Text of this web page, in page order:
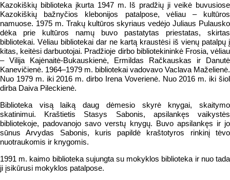
Kazokiškių biblioteka įkurta 1947 m. Iš pradžių ji veikė buvusiose
Kazokiškių bažnyčios klebonijos patalpose, vėliau – kultūros
namuose. 1975 m. Trakų kultūros skyriaus vedėjo Juliaus Pulausko
dėka prie kultūros namų buvo pastatytas priestatas, skirtas
bibliotekai. Vėliau bibliotekai dar ne kartą kraustėsi iš vienų patalpų į
kitas, keitėsi darbuotojai. Pradžioje dirbo bibliotekininkė Frosia, vėliau
– Vilija Kajėnaitė-Bukauskienė, Ermildas Račkauskas ir Danutė
Kanevičienė. 1964–1979 m. bibliotekai vadovavo Vaclava Maželienė.
Nuo 1979 m. iki 2016 m. dirbo Irena Voverienė. Nuo 2016 m. iki šiol
dirba Daiva Pileckienė.
Biblioteka visą laiką daug dėmesio skyrė knygai, skaitymo
skatinimui. Kraštietis Stasys Sabonis, apsilankęs vaikystės
bibliotekoje, padovanojo savo verstų knygų. Buvo apsilankęs ir jo
sūnus Arvydas Sabonis, kuris papildė kraštotyros rinkinį tėvo
nuotraukomis ir knygomis.
1991 m. kaimo biblioteka sujungta su mokyklos biblioteka ir nuo tada
ji įsikūrusi mokyklos patalpose.